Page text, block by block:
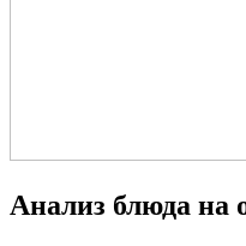
Анализ блюда на